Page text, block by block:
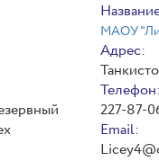
МАОУ
Адрес:
Телефон:
227-87-
Email: